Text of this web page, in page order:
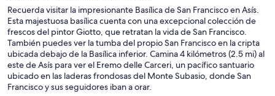
Recuerda visitar la impresionante Basílica de San Francisco en Asís.
Esta majestuosa basílica cuenta con una excepcional colección de
frescos del pintor Giotto, que retratan la vida de San Francisco.
También puedes ver la tumba del propio San Francisco en la cripta
ubicada debajo de la Basílica inferior. Camina 4 kilómetros (2.5 mi) al
este de Asís para ver el Eremo delle Carceri, un pacífico santuario
ubicado en las laderas frondosas del Monte Subasio, donde San
Francisco y sus seguidores iban a orar.